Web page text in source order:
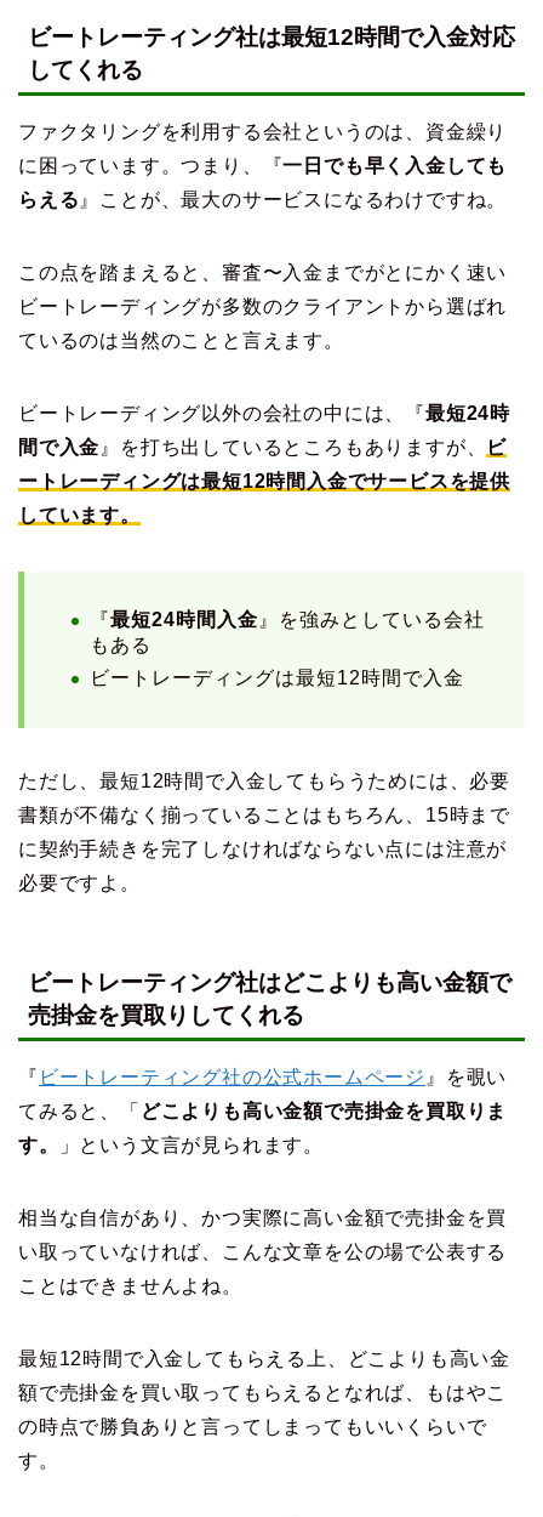
ビートレーティング社は最短12時間で入金対応
してくれる
ファクタリングを利用する会社というのは、資金繰り
に困っています。つまり、『一日でも早く入金しても
らえる 』ことが、最大のサービスになるわけですね。
この点を踏まえると、審査〜入金までがとにかく速い
ビートレーディングが多数のクライアントから選ばれ
ているのは当然のことと言えます。
ビートレーディング以外の会社の中には、『最短24時
間で入金 』を打ち出しているところもありますが、
ビ
ートレーディングは最短12時間入金でサービスを提供
しています。
『最短24時間入金 』を強みとしている会社
もある
ビートレーディングは最短12時間で入金
ただし、最短12時間で入金してもらうためには、必要
書類が不備なく揃っていることはもちろん、15時まで
に契約手続きを完了しなければならない点には注意が
必要ですよ。
ビートレーティング社はどこよりも高い金額で
売掛金を買取りしてくれる
『 ビートレーティング社の公式ホームページ 』を覗い
てみると、「 どこよりも高い金額で売掛金を買取りま
す。
」という文言が見られます。
相当な自信があり、かつ実際に高い金額で売掛金を買
い取っていなければ、こんな文章を公の場で公表する
ことはできませんよね。
最短12時間で入金してもらえる上、どこよりも高い金
額で売掛金を買い取ってもらえるとなれば、もはやこ
の時点で勝負ありと言ってしまってもいいくらいで
す。